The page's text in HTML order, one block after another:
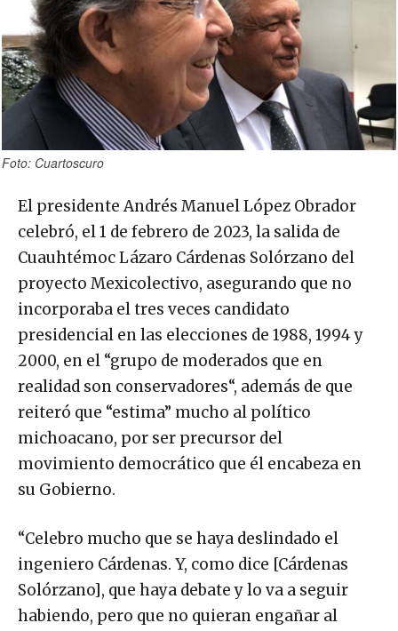
Foto: Cuartoscuro
El presidente Andrés Manuel López Obrador
celebró, el 1 de febrero de 2023, la salida de
Cuauhtémoc Lázaro Cárdenas Solórzano del
proyecto Mexicolectivo, asegurando que no
incorporaba el tres veces candidato
presidencial en las elecciones de 1988, 1994 y
2000, en el “grupo de moderados que en
realidad son conservadores“, además de que
reiteró que “estima” mucho al político
michoacano, por ser precursor del
movimiento democrático que él encabeza en
su Gobierno.
“Celebro mucho que se haya deslindado el
ingeniero Cárdenas. Y, como dice [Cárdenas
Solórzano], que haya debate y lo va a seguir
habiendo, pero que no quieran engañar al